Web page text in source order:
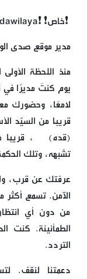
❗خاص❗ ❗️sadawilaya❗
مدير موقع صدى
يوم كنتَ مديرًا في
لامعًا، وحضورك
قريبًا من السيّد
(قده) ، قريبًا
تشبهه، وتلك
عرفتك عن قرب،
الآمن. تسمع
من دون أي
الطمأنينة. كنت
التردد.
دعمتنا لنقف.